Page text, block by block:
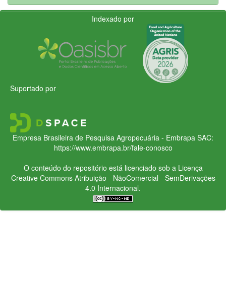
Indexado por
Suportado por
Empresa Brasileira de Pesquisa Agropecuária - Embrapa SAC:
https://www.embrapa.br/fale-conosco
O conteúdo do repositório está licenciado sob a Licença
Creative CommonsAtribuição - NãoComercial - SemDerivações
4.0 Internacional.